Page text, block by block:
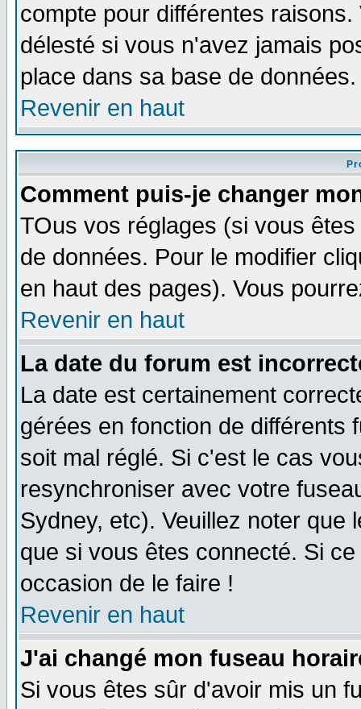
compte pour différentes
délesté si vous n'avez jamais
place dans sa base de
Revenir en haut
Comment puis-je changer
TOus vos réglages (si vous
de données. Pour le modifier
en haut des pages). Vous
Revenir en haut
La date du forum est
La date est certainement
gérées en fonction de différents
soit mal réglé. Si c'est le cas
resynchroniser avec votre
Sydney, etc). Veuillez noter que
que si vous êtes connecté. Si
occasion de le faire !
Revenir en haut
J'ai changé mon fuseau
Si vous êtes sûr d'avoir mis un